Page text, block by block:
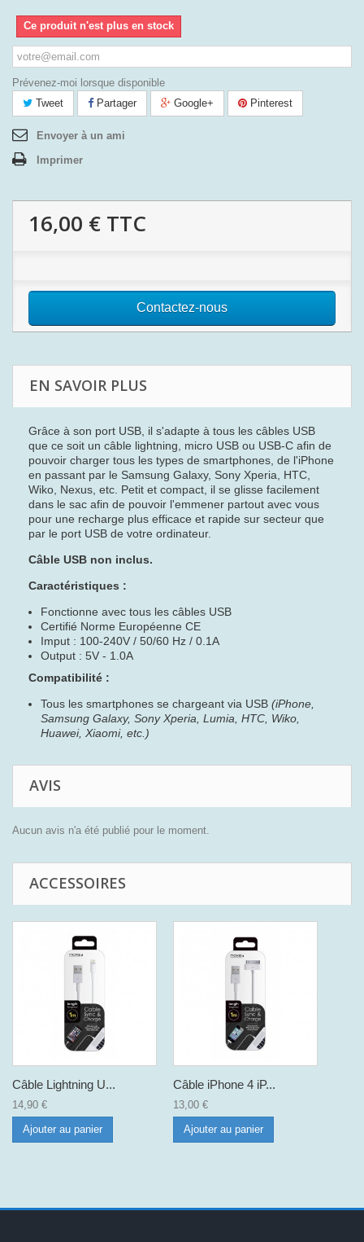
Ce produit n'est plus en stock
Prévenez-moi lorsque disponible
Tweet
Partager Google+ Pinterest
Envoyer à un ami
Imprimer
16,00 € TTC
Contactez-nous
EN SAVOIR PLUS
Grâce à son port USB, il s'adapte à tous les câbles USB
que ce soit un câble lightning, micro USB ou USB-C afin de
pouvoir charger tous les types de smartphones, de l'iPhone
en passant par le Samsung Galaxy, Sony Xperia, HTC,
Wiko, Nexus, etc. Petit et compact, il se glisse facilement
dans le sac afin de pouvoir l'emmener partout avec vous
pour une recharge plus efficace et rapide sur secteur que
par le port USB de votre ordinateur.
Câble USB non inclus.
Caractéristiques :
Fonctionne avec tous les câbles USB
Certifié Norme Européenne CE
Imput : 100-240V / 50/60 Hz / 0.1A
Output : 5V - 1.0A
Compatibilité :
Tous les smartphones se chargeant via USB (iPhone,
Samsung Galaxy, Sony Xperia, Lumia, HTC, Wiko,
Huawei, Xiaomi, etc.)
AVIS
Aucun avis n'a été publié pour le moment.
ACCESSOIRES
Câble Lightning U...
14,90 €
Ajouter au panier
Câble iPhone 4 iP...
13,00 €
Ajouter au panier